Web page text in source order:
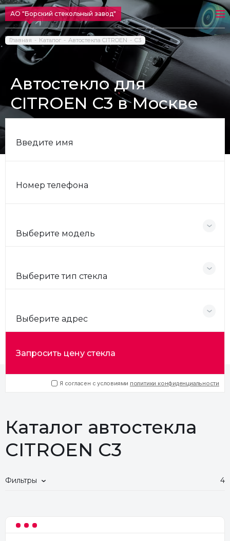
АО "Борский стекольный завод"
Главная Каталог Автостекла CITROEN C3
Автостекло для
CITROEN C3 в Москве
Введите имя
Номер телефона
Выберите модель
Выберите тип стекла
Выберите адрес
Запросить цену стекла
Я согласен с условиями политики конфиденциальности
Каталог автостекла
CITROEN C3
Фильтры 4